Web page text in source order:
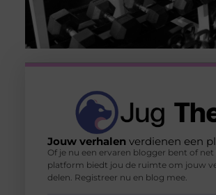
Jouw verhalenverdienen een
Of je nu een ervaren blogger bent of
platform biedt jou de ruimte om jouw
delen. Registreer nu en blog mee.